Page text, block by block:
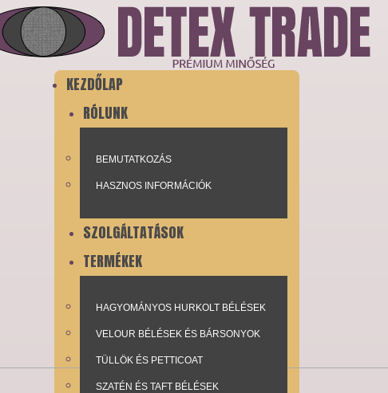
KEZDŐLAP
RÓLUNK
BEMUTATKOZÁS
HASZNOS INFORMÁCIÓK
SZOLGÁLTATÁSOK
TERMÉKEK
HAGYOMÁNYOS HURKOLT BÉLÉSEK
VELOUR BÉLÉSEK ÉS BÁRSONYOK
TÜLLÖK ÉS PETTICOAT
SZATÉN ÉS TAFT BÉLÉSEK